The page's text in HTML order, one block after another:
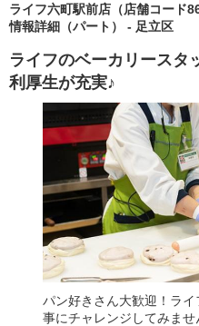
ライフ六町駅前店（店舗コード
情報詳細（パート） - 足立区
ライフのベーカリース
利厚生が充実♪
パン好きさん大歓迎！ラ
事にチャレンジしてみま